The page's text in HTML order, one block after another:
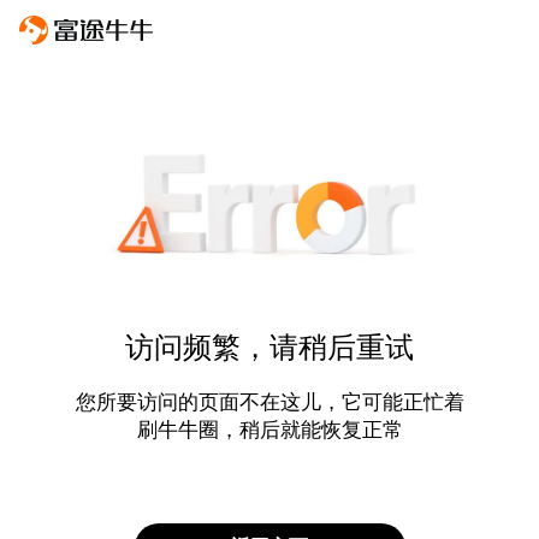
访问频繁，请稍后重试
您所要访问的页面不在这儿，它可能正忙着
刷牛牛圈，稍后就能恢复正常